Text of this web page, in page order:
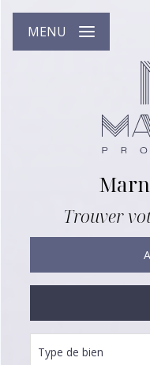
MENU
Trouver
DE L'IMMO
Type de bien